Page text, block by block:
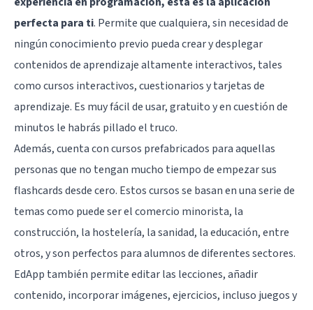
perfecta para ti. Permite que cualquiera, sin necesidad de
ningún conocimiento previo pueda crear y desplegar
contenidos de aprendizaje altamente interactivos, tales
como cursos interactivos, cuestionarios y tarjetas de
aprendizaje. Es muy fácil de usar, gratuito y en cuestión de
minutos le habrás pillado el truco.
Además, cuenta con cursos prefabricados para aquellas
personas que no tengan mucho tiempo de empezar sus
flashcards desde cero. Estos cursos se basan en una serie de
temas como puede ser el comercio minorista, la
construcción, la hostelería, la sanidad, la educación, entre
otros, y son perfectos para alumnos de diferentes sectores.
EdApp también permite editar las lecciones, añadir
contenido, incorporar imágenes, ejercicios, incluso juegos y